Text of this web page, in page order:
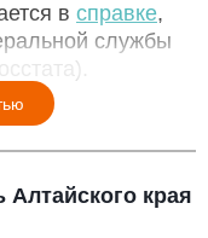
в справке,
службы
края